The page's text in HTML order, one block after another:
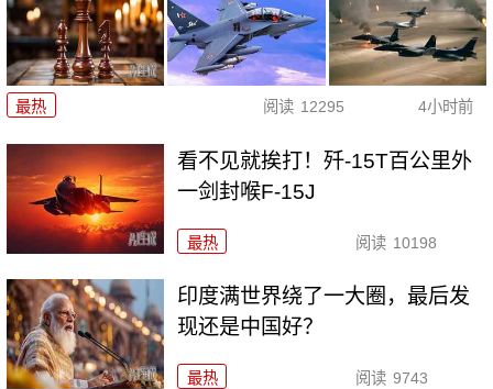
最热 阅读 12295 4小时前
看不见就挨打！歼-15T百公里外
一剑封喉F-15J
最热 阅读 10198
印度满世界绕了一大圈，最后发
现还是中国好？
最热 阅读 9743